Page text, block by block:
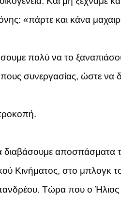
«πάρτε και κάνα
πολύ να το
συνεργασίας, ώστε να
διαβάσουμε αποσπάσματα
Κινήματος, στο μπλογκ
Τώρα που ο Ήλιος